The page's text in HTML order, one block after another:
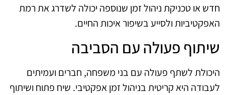
חדש או טכניקת ניהול זמן שנוספה יכולה לשדרג את רמת
האפקטיביות ולסייע בשיפור איכות החיים.
שיתוף פעולה עם הסביבה
היכולת לשתף פעולה עם בני משפחה, חברים ועמיתים
לעבודה היא קריטית בניהול זמן אפקטיבי. שיח פתוח ושיתוף